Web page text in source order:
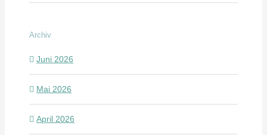
Archiv
Juni 2026
Mai 2026
April 2026